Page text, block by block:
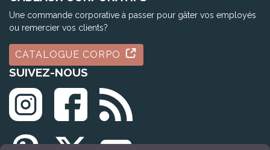
Une commande corporative à passer pour gâter vos employés
ou remercier vos clients?
CATALOGUE CORPO
SUIVEZ-NOUS